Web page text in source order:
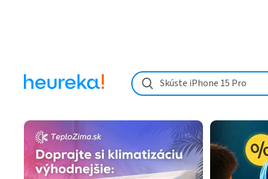
Skúste iPhone 15 Pro